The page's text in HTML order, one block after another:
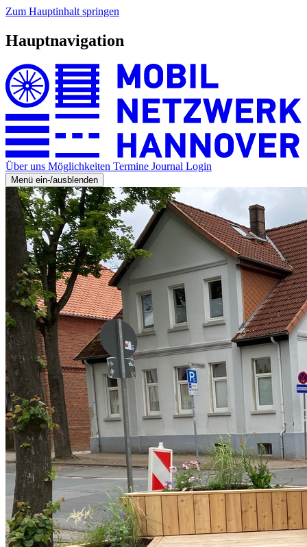
Zum Hauptinhalt springen
Hauptnavigation
Über uns Möglichkeiten Termine Journal Login
Menü ein-/ausblenden